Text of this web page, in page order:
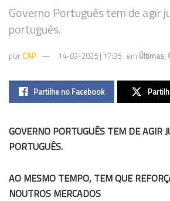
Governo Português tem de agir
português.
por CAP 14-03-2025 | 17:35 em Últimas,
Partilhe no Facebook
GOVERNO PORTUGUÊS TEM DE AGIR
PORTUGUÊS.
AO MESMO TEMPO, TEM QUE
NOUTROS MERCADOS